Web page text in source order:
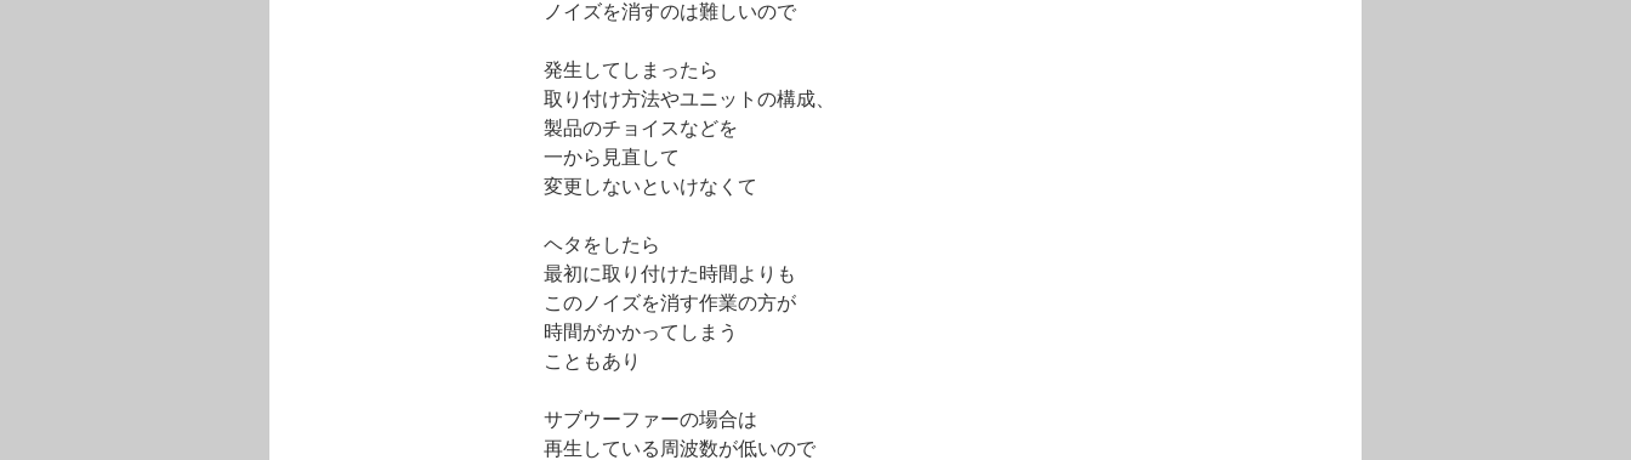
ノイズを消すのは難しいので
発生してしまったら
取り付け方法やユニットの構成、
製品のチョイスなどを
一から見直して
変更しないといけなくて
ヘタをしたら
最初に取り付けた時間よりも
このノイズを消す作業の方が
時間がかかってしまう
こともあり
サブウーファーの場合は
再生している周波数が低いので